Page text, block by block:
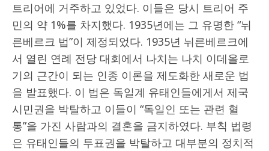
트리어에 거주하고 있었다. 이들은 당시 트리어 주
민의 약 1%를 차지했다. 1935년에는 그 유명한 “뉘
른베르크 법”이 제정되었다. 1935년 뉘른베르크에
서 열린 연례 전당 대회에서 나치는 나치 이데올로
기의 근간이 되는 인종 이론을 제도화한 새로운 법
을 발표했다. 이 법은 독일계 유태인들에게서 제국
시민권을 박탈하고 이들이 “독일인 또는 관련 혈
통”을 가진 사람과의 결혼을 금지하였다. 부칙 법령
은 유태인들의 투표권을 박탈하고 대부분의 정치적